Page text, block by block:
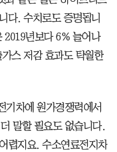
다. 수치로도 증명됩니
2019년보다 6% 늘어나
스 저감 효과도 탁월한
기차에 원가경쟁력에서
말할 필요도 없습니다.
렵지요. 수소연료전지차